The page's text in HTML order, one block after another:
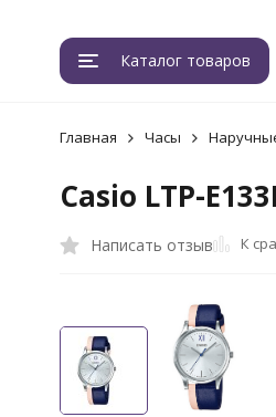
Каталог товаров
Главная Часы
Casio LTP-
Написать отзыв К